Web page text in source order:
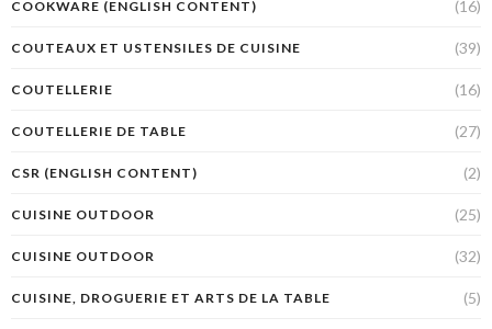
COOKWARE (ENGLISH CONTENT) (16)
COUTEAUX ET USTENSILES DE CUISINE (39)
COUTELLERIE (16)
COUTELLERIE DE TABLE (27)
CSR (ENGLISH CONTENT) (2)
CUISINE OUTDOOR (25)
CUISINE OUTDOOR (32)
CUISINE, DROGUERIE ET ARTS DE LA TABLE (5)